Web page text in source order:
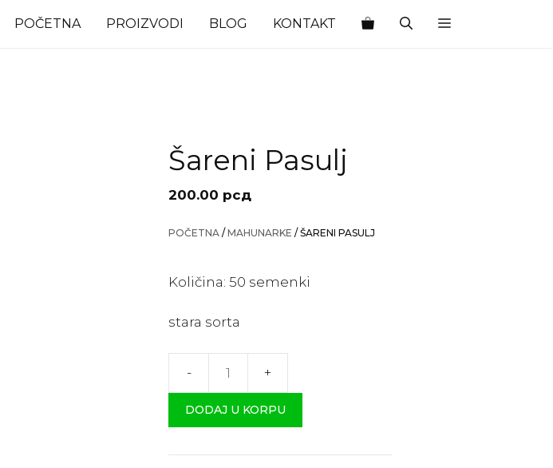
POČETNA PROIZVODI BLOG KONTAKT
Šareni Pasulj
200.00 рсд
POČETNA /MAHUNARKE / ŠARENI PASULJ
Količina: 50 semenki
stara sorta
DODAJ U KORPU